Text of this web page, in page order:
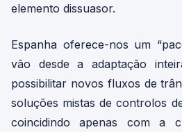
elemento dissuasor.
Espanha oferece-nos um
vão desde a adaptação
possibilitar novos fluxos de
soluções mistas de controlos
coincidindo apenas com a